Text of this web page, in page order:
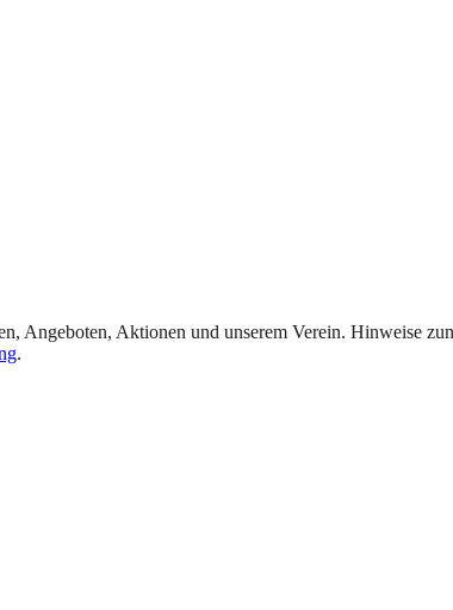
Angeboten, Aktionen und unserem Verein. Hinweise
.